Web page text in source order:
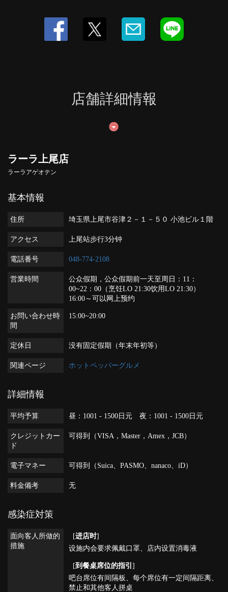
店舗詳細情報
ラーラ上尾店
ラーラアゲオテン
基本情報
住所 埼玉県上尾市谷津２－１－５０ 小池ビル１階
アクセス 上尾站步行3分钟
電話番号 048-774-2108
営業時間
公众假期，公众假期前一天至周日：11：
00~22：00（烹饪LO 21:30饮用LO 21:30）
16:00～可以网上预约
お問い合わせ時
間
15:00~20:00
定休日 没有固定假期（年末年初等）
関連ページ ホットペッパーグルメ
詳細情報
平均予算 昼：1001 - 1500日元 夜：1001 - 1500日元
クレジットカー
ド
可得到（VISA，Master，Amex，JCB）
電子マネー 可得到（Suica、PASMO、nanaco、iD）
料金備考 无
感染症対策
面向客人所做的
措施
[进店时]
设施内会要求佩戴口罩
店内设置消毒液
[到餐桌席位的指引 ]
吧台席位有间隔板
每个席位有一定间隔距离
禁止和其他客人拼桌